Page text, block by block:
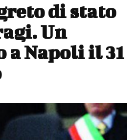
di stato
Un
a Napoli il 31